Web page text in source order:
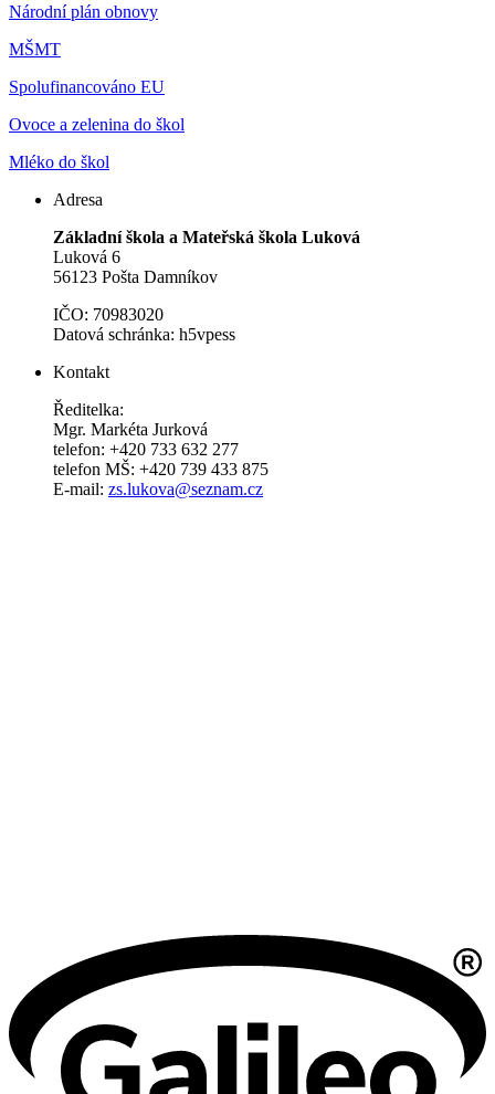
Národní plán obnovy
MŠMT
Spolufinancováno EU
Ovoce a zelenina do škol
Mléko do škol
Adresa
Základní škola a Mateřská škola Luková
Luková 6
56123 Pošta Damníkov
IČO: 70983020
Datová schránka: h5vpess
Kontakt
Ředitelka:
Mgr. Markéta Jurková
telefon: +420 733 632 277
telefon MŠ: +420 739 433 875
E-mail: zs.lukova@seznam.cz